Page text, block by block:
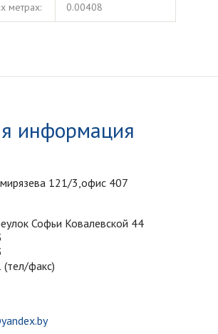
метрах: 0.00408
информация
121/3,офис 407
Софьи Ковалевской 44
факс)